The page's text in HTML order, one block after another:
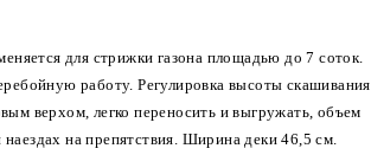
для стрижки газона площадью до 7 соток.
работу. Регулировка высоты скашивания
верхом, легко переносить и выгружать, объем
на препятствия. Ширина деки 46,5 см.